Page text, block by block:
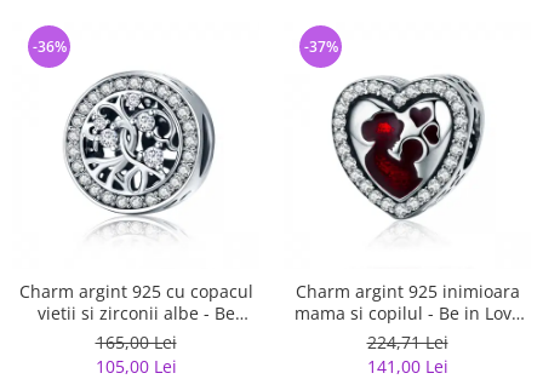
Charm argint 925 cu copacul
vietii si zirconii albe - Be
Nature PST0120
165,00 Lei
105,00 Lei
-36%
Charm argint 925 inimioara
mama si copilul - Be in Love
PST0122
224,71 Lei
141,00 Lei
-37%